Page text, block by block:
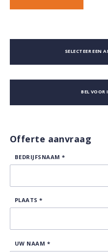
SELECTEER EEN
BEL VOOR
Offerte aanvraag
BEDRIJFSNAAM *
PLAATS*
UW NAAM *